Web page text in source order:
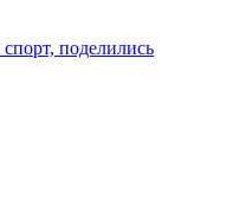
поделились